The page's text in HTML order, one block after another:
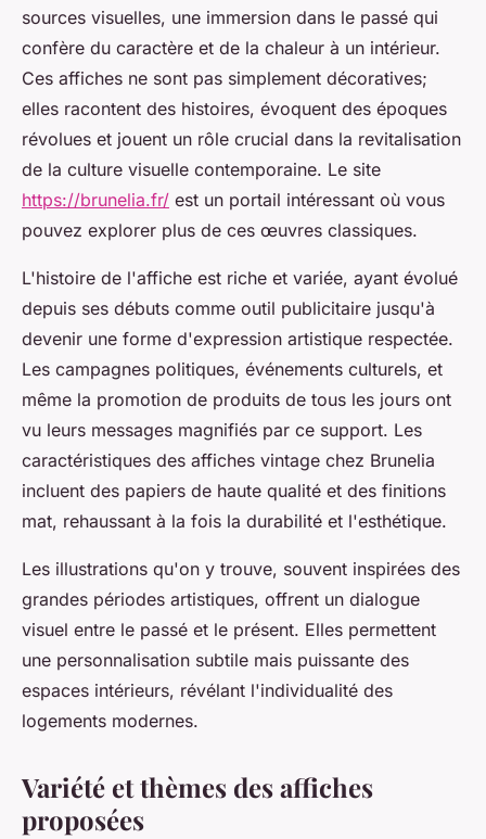
sources visuelles, une immersion dans le passé qui
confère du caractère et de la chaleur à un intérieur.
Ces affiches ne sont pas simplement décoratives;
elles racontent des histoires, évoquent des époques
révolues et jouent un rôle crucial dans la revitalisation
de la culture visuelle contemporaine. Le site
https://brunelia.fr/ est un portail intéressant où vous
pouvez explorer plus de ces œuvres classiques.
L'histoire de l'affiche est riche et variée, ayant évolué
depuis ses débuts comme outil publicitaire jusqu'à
devenir une forme d'expression artistique respectée.
Les campagnes politiques, événements culturels, et
même la promotion de produits de tous les jours ont
vu leurs messages magnifiés par ce support. Les
caractéristiques des affiches vintage chez Brunelia
incluent des papiers de haute qualité et des finitions
mat, rehaussant à la fois la durabilité et l'esthétique.
Les illustrations qu'on y trouve, souvent inspirées des
grandes périodes artistiques, offrent un dialogue
visuel entre le passé et le présent. Elles permettent
une personnalisation subtile mais puissante des
espaces intérieurs, révélant l'individualité des
logements modernes.
Variété et thèmes des affiches
proposées